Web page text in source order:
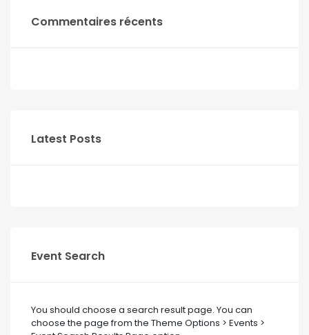
Commentaires récents
Latest Posts
Event Search
You should choose a search result page. You can
choose the page from the Theme Options > Events >